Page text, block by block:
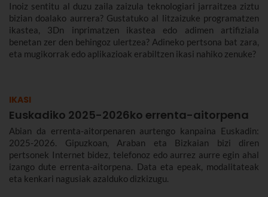
Inoiz sentitu al duzu zaila zaizula teknologiari jarraitzea ziztu
bizian doalako aurrera? Gustatuko al litzaizuke programatzen
ikastea, 3Dn inprimatzen ikastea edo adimen artifiziala
benetan zer den behingoz ulertzea? Adineko pertsona bat zara,
eta mugikorrak edo aplikazioak erabiltzen ikasi nahiko zenuke?
IKASI
Euskadiko 2025-2026ko errenta-aitorpena
Abian da errenta-aitorpenaren aurtengo kanpaina Euskadin:
2025-2026. Gipuzkoan, Araban eta Bizkaian bizi diren
pertsonek Internet bidez, telefonoz edo aurrez aurre egin ahal
izango dute errenta-aitorpena. Data eta epeak, modalitateak
eta kenkari nagusiak azalduko dizkizugu.